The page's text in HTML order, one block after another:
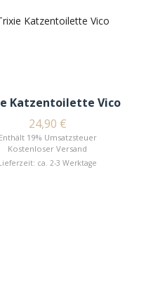
Katzentoilette Vico
24,90 €
Enthält 19% Umsatzsteuer
Kostenloser Versand
ca. 2-3 Werktage